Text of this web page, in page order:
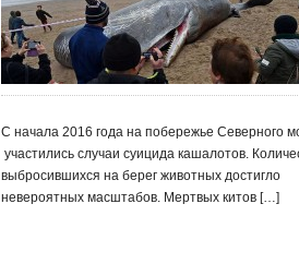
С начала 2016 года на побережье Северного
участились случаи суицида кашалотов.
выбросившихся на берег животных достигло
невероятных масштабов. Мертвых китов […]